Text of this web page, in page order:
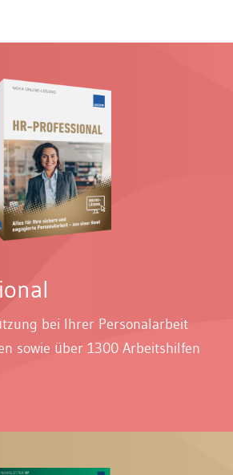
bei Ihrer Personalarbeit
sowie über 1300 Arbeitshilfen